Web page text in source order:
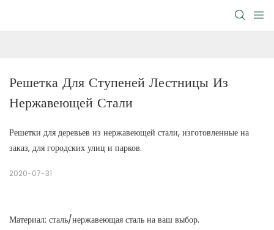
Решетка Для Ступеней Лестницы Из
Нержавеющей Стали
Решетки для деревьев из нержавеющей стали, изготовленные на
заказ, для городских улиц и парков.
2020-07-31
Материал: сталь/нержавеющая сталь на ваш выбор.